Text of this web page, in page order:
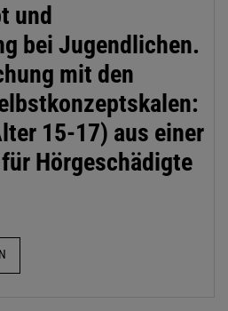
und
bei Jugendlichen.
mit den
15-17) aus einer
Hörgeschädigte